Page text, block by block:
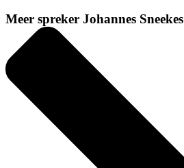
Meer spreker Johannes Sneekes